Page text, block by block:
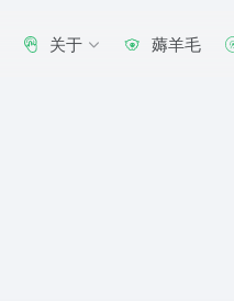
关于 薅羊毛